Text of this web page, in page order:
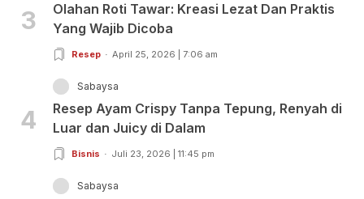
3
Olahan Roti Tawar: Kreasi Lezat Dan Praktis
Yang Wajib Dicoba
Resep April 25, 2026 | 7:06 am
4
Sabaysa
Resep Ayam Crispy Tanpa Tepung, Renyah di
Luar dan Juicy di Dalam
Bisnis Juli 23, 2026 | 11:45 pm
Sabaysa